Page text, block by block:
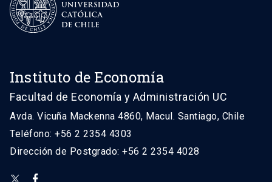
Instituto de Economía
Facultad de Economía y Administración UC
Avda. Vicuña Mackenna 4860, Macul. Santiago, Chile
Teléfono: +56 2 2354 4303
Dirección de Postgrado: +56 2 2354 4028